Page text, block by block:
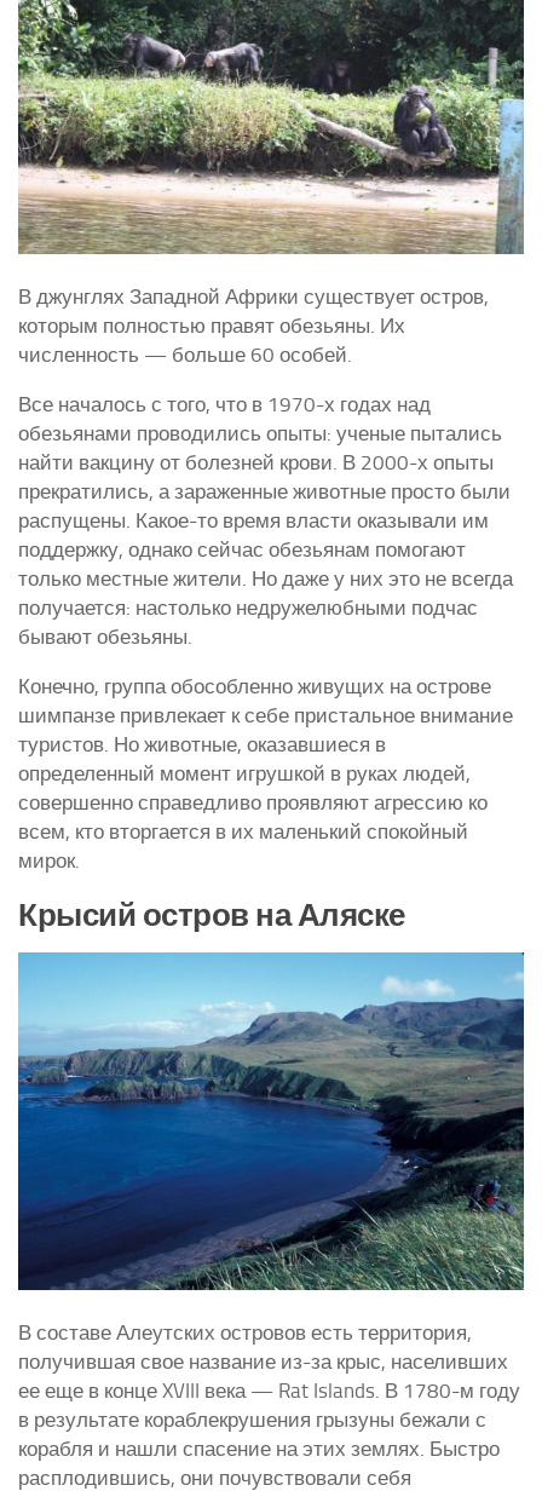
В джунглях Западной Африки существует остров,
которым полностью правят обезьяны. Их
численность — больше 60 особей.
Все началось с того, что в 1970-х годах над
обезьянами проводились опыты: ученые пытались
найти вакцину от болезней крови. В 2000-х опыты
прекратились, а зараженные животные просто были
распущены. Какое-то время власти оказывали им
поддержку, однако сейчас обезьянам помогают
только местные жители. Но даже у них это не всегда
получается: настолько недружелюбными подчас
бывают обезьяны.
Конечно, группа обособленно живущих на острове
шимпанзе привлекает к себе пристальное внимание
туристов. Но животные, оказавшиеся в
определенный момент игрушкой в руках людей,
совершенно справедливо проявляют агрессию ко
всем, кто вторгается в их маленький спокойный
мирок.
Крысий остров на Аляске
В составе Алеутских островов есть территория,
получившая свое название из-за крыс, населивших
ее еще в конце XVIII века — Rat Islands. В 1780-м году
в результате кораблекрушения грызуны бежали с
корабля и нашли спасение на этих землях. Быстро
расплодившись, они почувствовали себя